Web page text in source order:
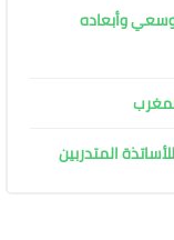
وأبعاده
المتدربين